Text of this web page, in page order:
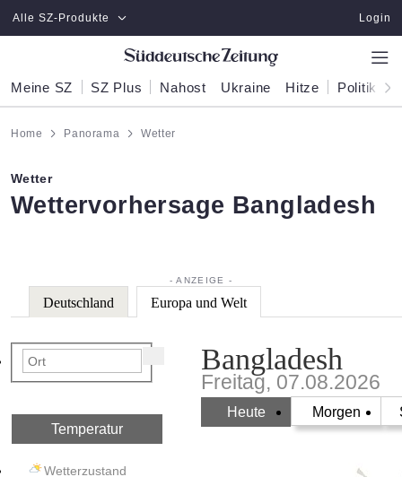
Zum Hauptinhalt springen
Alle SZ-Produkte Login
Meine SZ SZ Plus Nahost Ukraine Hitze Politik
Home Panorama Wetter
Wetter
:
Wettervorhersage Bangladesh
Deutschland Europa und Welt
Temperatur
Wetterzustand
Bangladesh
Freitag, 07.08.2026
Heute Morgen